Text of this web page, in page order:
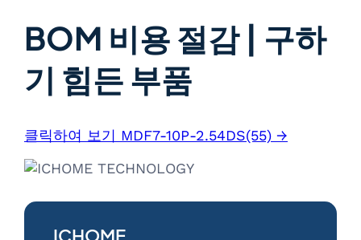
BOM 비용 절감 | 구하
기 힘든 부품
클릭하여 보기 MDF7-10P-2.54DS(55) →
ICHOME